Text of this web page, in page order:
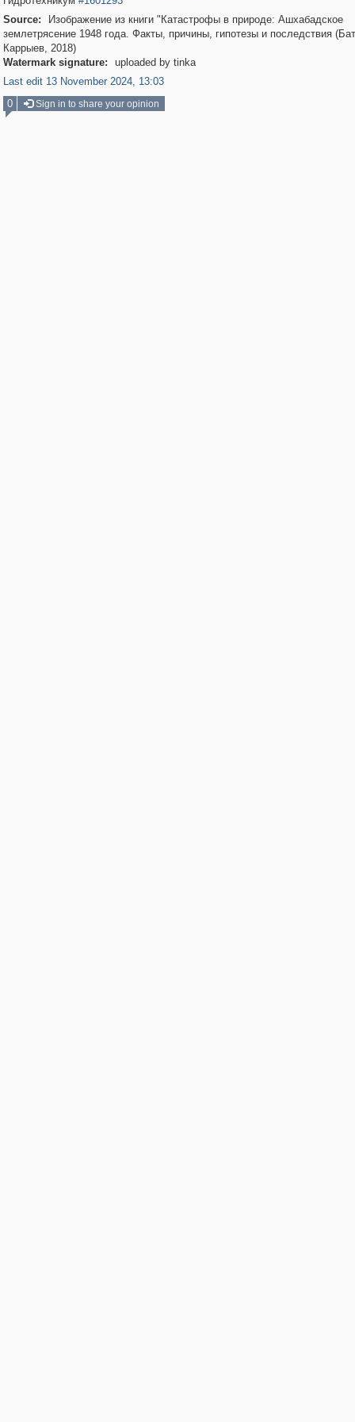
Source:
Изображение из книги "Катастрофы в природе: Ашхабадское
землетрясение 1948 года. Факты, причины, гипотезы и последствия
Каррыев, 2018)
Watermark signature:
uploaded by tinka
Last edit 13 November 2024, 13:03
0
Sign in to share your opinion